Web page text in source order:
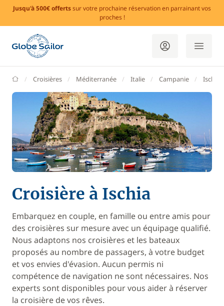
Jusqu'à 500€ offertssur votre prochaine réservation en parrainant vos
proches !
GlobeSailor
Croisières Méditerranée Italie Campanie Ischia
Croisière à Ischia
Embarquez en couple, en famille ou entre amis pour
des croisières sur mesure avec un équipage qualifié.
Nous adaptons nos croisières et les bateaux
proposés au nombre de passagers, à votre budget
et vos envies d'évasion. Aucun permis ni
compétence de navigation ne sont nécessaires. Nos
experts sont disponibles pour vous aider à réserver
la croisière de vos rêves.